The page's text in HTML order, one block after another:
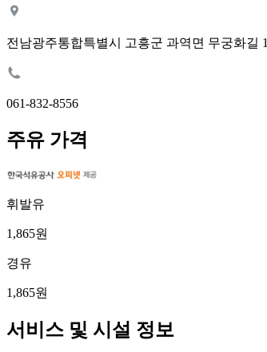
전남광주통합특별시 고흥군 과역면 무궁화길 1
061-832-8556
주유 가격
휘발유
1,865원
경유
1,865원
서비스 및 시설 정보